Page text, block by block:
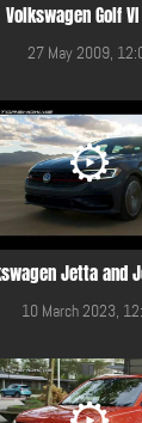
Volkswagen Golf VI
27 May 2009,
Jetta and
10 March 2023,